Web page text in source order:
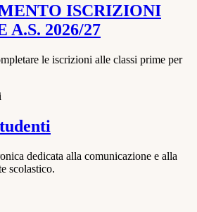
ISCRIZIONI
A.S. 2026/27
le iscrizioni alle classi prime per
dedicata alla comunicazione e alla
scolastico.